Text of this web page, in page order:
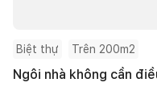
Biệt thự Trên 200m2
Ngôi nhà không cần